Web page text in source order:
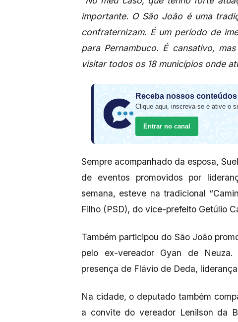
importante. O São João é uma
confraternizam. É um período de
para Pernambuco. É cansativo,
visitar todos os 18 municípios onde
Receba nossos
Clique aqui, inscreva-se e ative o
Entrar no canal
Sempre acompanhado da esposa,
de eventos promovidos por
semana, esteve na tradicional
Filho (PSD), do vice-prefeito Getúlio
Também participou do São João
pelo ex-vereador Gyan de
presença de Flávio de Deda,
Na cidade, o deputado também
a convite do vereador Lenilson da